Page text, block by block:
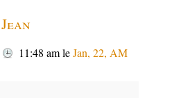
Jean
11:48 amleJan, 22, AM